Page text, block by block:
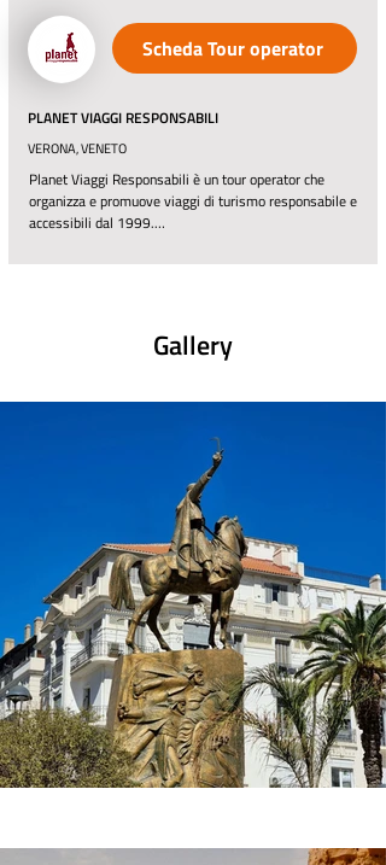
Scheda Tour operator
PLANET VIAGGI RESPONSABILI
VERONA, VENETO
Planet Viaggi Responsabili è un tour operator che
organizza e promuove viaggi di turismo responsabile e
accessibili dal 1999.
nostri viaggi.
mondo è possibile più equo, paritario, solidale e
sostenibile. Viaggiare in Europa, Africa, America
naturali e monumenti artistici, ma cercando al tempo
Gallery